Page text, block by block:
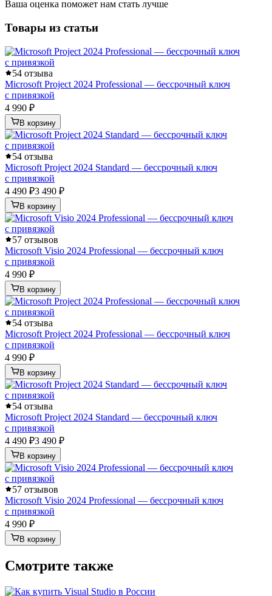
Ваша оценка поможет нам стать лучше
Товары из статьи
54 отзыва
Microsoft Project 2024 Professional — бессрочный ключ
с привязкой
4 990 ₽
В корзину
54 отзыва
Microsoft Project 2024 Standard — бессрочный ключ
с привязкой
4 490 ₽3 490 ₽
В корзину
57 отзывов
Microsoft Visio 2024 Professional — бессрочный ключ
с привязкой
4 990 ₽
В корзину
54 отзыва
Microsoft Project 2024 Professional — бессрочный ключ
с привязкой
4 990 ₽
В корзину
54 отзыва
Microsoft Project 2024 Standard — бессрочный ключ
с привязкой
4 490 ₽3 490 ₽
В корзину
57 отзывов
Microsoft Visio 2024 Professional — бессрочный ключ
с привязкой
4 990 ₽
В корзину
Смотрите также